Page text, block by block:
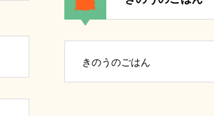
きのうのごはん